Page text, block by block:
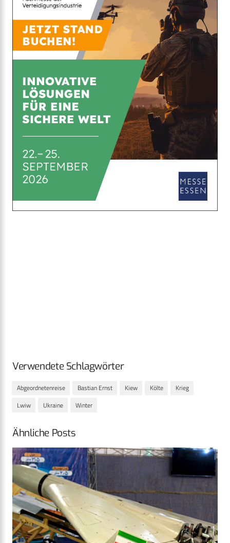
Verwendete Schlagwörter
Abgeordnetenreise Bastian Ernst Kiew Költe
Krieg
Lwiw
Ukraine Winter
Ähnliche Posts